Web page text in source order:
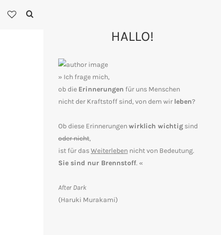
HALLO!
» Ich frage mich,
ob die Erinnerungen für uns Menschen
nicht der Kraftstoff sind, von dem wir leben?
Ob diese Erinnerungenwirklich wichtig sind
oder nicht,
ist für dasWeiterleben nicht von Bedeutung.
Sie sind nur Brennstoff. «
After Dark
(Haruki Murakami)